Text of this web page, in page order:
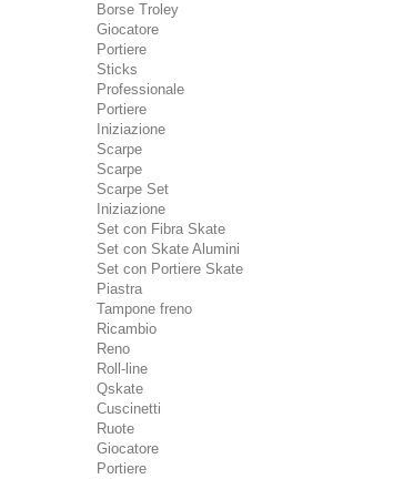
Borse Troley
Giocatore
Portiere
Sticks
Professionale
Portiere
Iniziazione
Scarpe
Scarpe
Scarpe Set
Iniziazione
Set con Fibra Skate
Set con Skate Alumini
Set con Portiere Skate
Piastra
Tampone freno
Ricambio
Reno
Roll-line
Qskate
Cuscinetti
Ruote
Giocatore
Portiere